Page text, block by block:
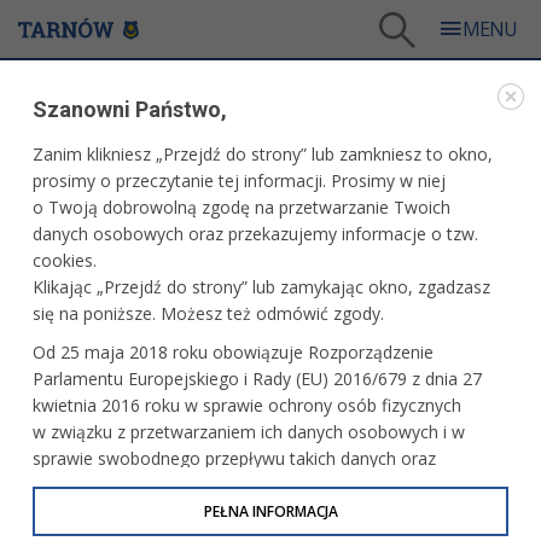
Od poniedziałku przerwa techniczna MDS
WARTO PRZECZYTAĆ
OD PONIEDZIAŁKU PRZERWA TECHNICZNA MDS
08.07.2026, 08:33 Redakcja tarnow.pl
Od najbliższego poniedziałku, 13 lipca do niedzieli 26 lipca
nie będzie można korzystać z krytych basenów Miejskiego
Domu Sportu przy ul. Traugutta 5a. Jak informuje
Tarnowski Ośrodek Sportu i Rekreacji powodem tego jest
planowana przerwa technologiczna.
Szanowni Państwo,
Zanim klikniesz „Przejdź do strony” lub zamkniesz to okno,
prosimy o przeczytanie tej informacji. Prosimy w niej
o Twoją dobrowolną zgodę na przetwarzanie Twoich
danych osobowych oraz przekazujemy informacje o tzw.
cookies.
Klikając „Przejdź do strony” lub zamykając okno, zgadzasz
się na poniższe. Możesz też odmówić zgody.
Od 25 maja 2018 roku obowiązuje Rozporządzenie
Parlamentu Europejskiego i Rady (EU) 2016/679 z dnia 27
kwietnia 2016 roku w sprawie ochrony osób fizycznych
w związku z przetwarzaniem ich danych osobowych i w
sprawie swobodnego przepływu takich danych oraz
uchylenia dyrektywy 95/46/WE (określane jako RODO, GDPR
lub Ogólne Rozporządzenie o Ochronie Danych
PEŁNA INFORMACJA